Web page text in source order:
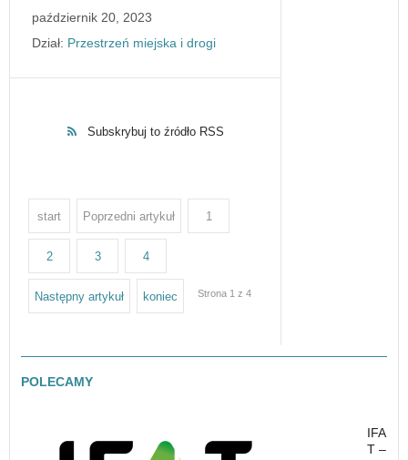
październik 20, 2023
Dział: Przestrzeń miejska i drogi
Subskrybuj to źródło RSS
start Poprzedni artykuł 1
2 3 4
Następny artykuł koniec Strona 1 z 4
POLECAMY
IFA
T –